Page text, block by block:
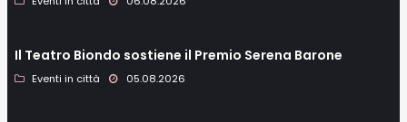
Il Teatro Biondo sostiene il Premio Serena Barone
Eventi in città 05.08.2026